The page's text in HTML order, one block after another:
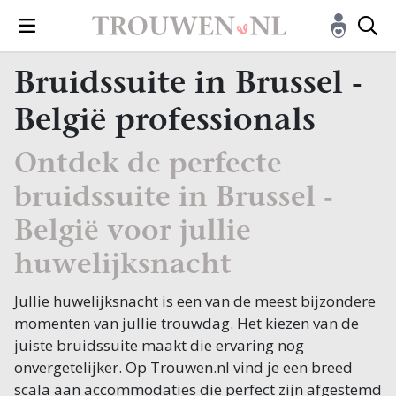
Bruidssuite in Brussel -
België professionals
Ontdek de perfecte
bruidssuite in Brussel -
België voor jullie
huwelijksnacht
Jullie huwelijksnacht is een van de meest bijzondere
momenten van jullie trouwdag. Het kiezen van de
juiste bruidssuite maakt die ervaring nog
onvergetelijker. Op Trouwen.nl vind je een breed
scala aan accommodaties die perfect zijn afgestemd